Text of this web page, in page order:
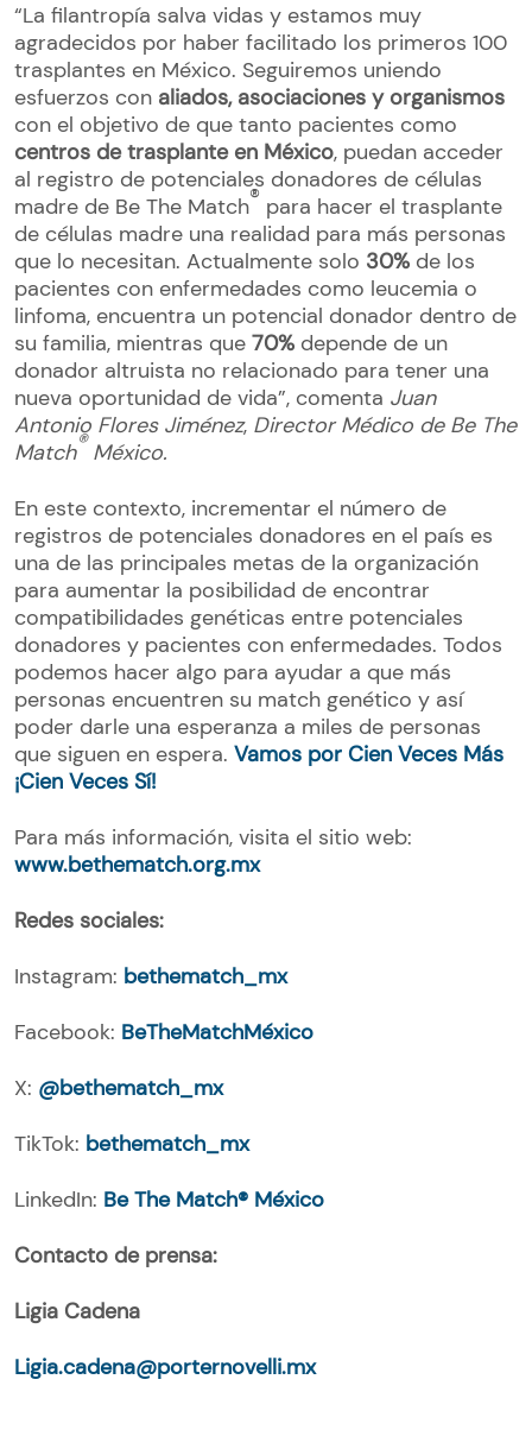
“La filantropía salva vidas y estamos muy
agradecidos por haber facilitado los primeros 100
trasplantes en México. Seguiremos uniendo
esfuerzos con aliados, asociaciones y organismos
con el objetivo de que tanto pacientes como
centros de trasplante en México, puedan acceder
al registro de potenciales donadores de células
madre de Be The Match®para hacer el trasplante
de células madre una realidad para más personas
que lo necesitan. Actualmente solo 30% de los
pacientes con enfermedades como leucemia o
linfoma, encuentra un potencial donador dentro de
su familia, mientras que 70% depende de un
donador altruista no relacionado para tener una
nueva oportunidad de vida”, comenta Juan
Antonio Flores Jiménez, Director Médico de Be The
Match® México.
En este contexto, incrementar el número de
registros de potenciales donadores en el país es
una de las principales metas de la organización
para aumentar la posibilidad de encontrar
compatibilidades genéticas entre potenciales
donadores y pacientes con enfermedades. Todos
podemos hacer algo para ayudar a que más
personas encuentren su match genético y así
poder darle una esperanza a miles de personas
que siguen en espera. Vamos por Cien Veces Más
¡Cien Veces Sí!
Para más información, visita el sitio web:
www.bethematch.org.mx
Redes sociales:
Instagram: bethematch_mx
Facebook: BeTheMatchMéxico
X: @bethematch_mx
TikTok: bethematch_mx
LinkedIn: Be The Match® México
Contacto de prensa:
Ligia Cadena
Ligia.cadena@porternovelli.mx